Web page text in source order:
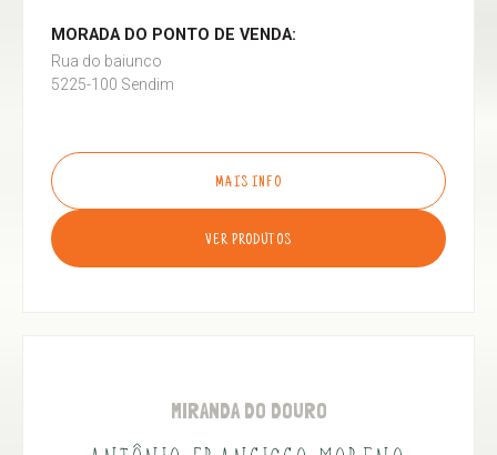
MORADA DO PONTO DE VENDA:
Rua do baiunco
5225-100 Sendim
MAIS INFO
VER PRODUTOS
MIRANDA DO DOURO